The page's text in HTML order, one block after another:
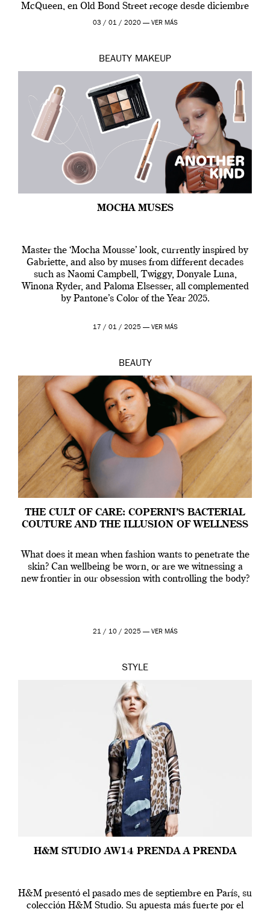
McQueen, en Old Bond Street recoge desde diciembre
de 2019 hasta final de abril […]
03 / 01 / 2020 — VER MÁS
BEAUTY MAKEUP
MOCHA MUSES
Master the ‘Mocha Mousse’ look, currently inspired by
Gabriette, and also by muses from different decades
such as Naomi Campbell, Twiggy, Donyale Luna,
Winona Ryder, and Paloma Elsesser, all complemented
by Pantone’s Color of the Year 2025.
17 / 01 / 2025 — VER MÁS
BEAUTY
THE CULT OF CARE: COPERNI’S BACTERIAL
COUTURE AND THE ILLUSION OF WELLNESS
What does it mean when fashion wants to penetrate the
skin? Can wellbeing be worn, or are we witnessing a
new frontier in our obsession with controlling the body?
21 / 10 / 2025 — VER MÁS
STYLE
H&M STUDIO AW14 PRENDA A PRENDA
H&M presentó el pasado mes de septiembre en París, su
colección H&M Studio. Su apuesta más fuerte por el